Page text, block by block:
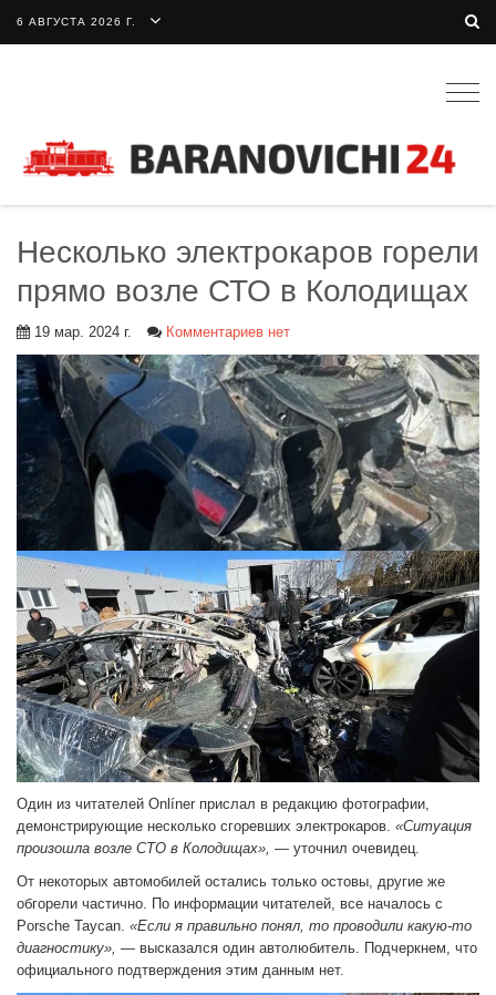
6 АВГУСТА 2026 Г.
Несколько электрокаров горели
прямо возле СТО в Колодищах
19 мар. 2024 г. Комментариев нет
Один из читателей Onlíner прислал в редакцию фотографии,
демонстрирующие несколько сгоревших электрокаров. «Ситуация
произошла возле СТО в Колодищах», — уточнил очевидец.
От некоторых автомобилей остались только остовы, другие же
обгорели частично. По информации читателей, все началось с
Porsche Taycan. «Если я правильно понял, то проводили какую-то
диагностику», — высказался один автолюбитель. Подчеркнем, что
официального подтверждения этим данным нет.